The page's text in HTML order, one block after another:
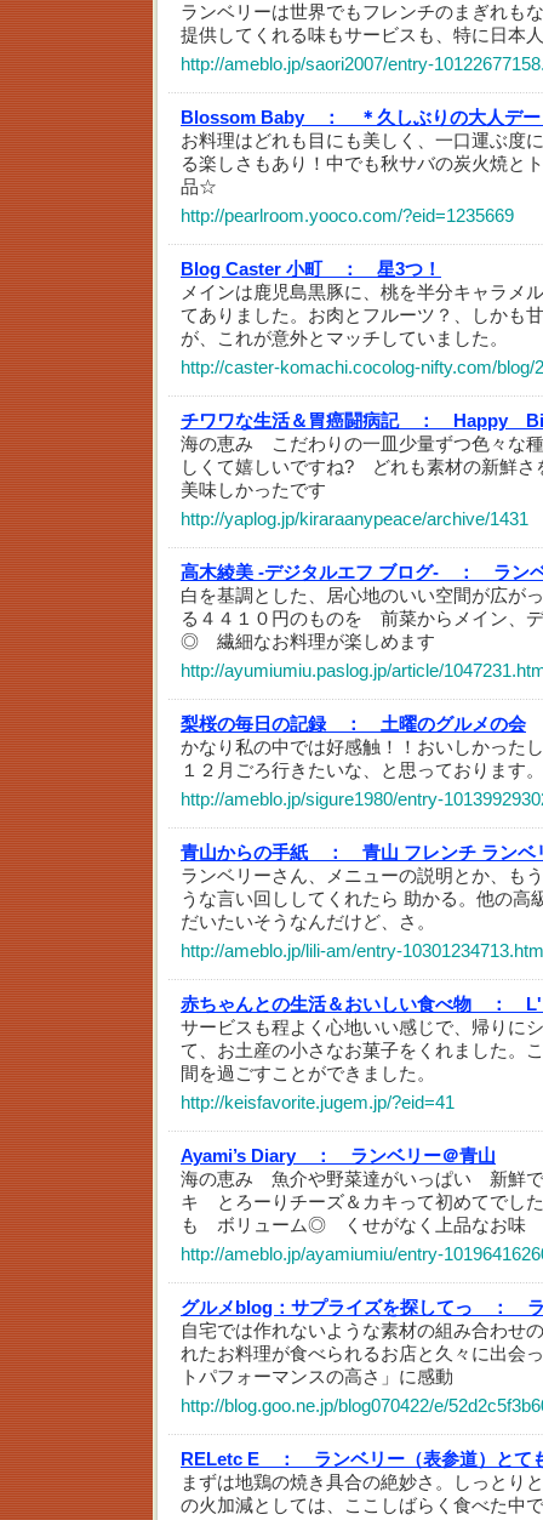
ランベリーは世界でもフレンチのまぎれも
提供してくれる味もサービスも、特に日本
http://ameblo.jp/saori2007/entry-
Blossom Baby ：
＊久しぶりの大人デ
お料理はどれも目にも美しく、一口運ぶ度
る楽しさもあり！中でも秋サバの炭火焼と
品☆
http://pearlroom.yooco.com/?eid=1235669
Blog Caster 小町 ：
星3つ！
メインは鹿児島黒豚に、桃を半分キャラメ
てありました。お肉とフルーツ？、しかも
が、これが意外とマッチしていました。
http://caster-komachi.cocolog-nifty.com/blog/
チワワな生活＆胃癌闘病記 ：
Happy
海の恵み こだわりの一皿少量ずつ色々な
しくて嬉しいですね? どれも素材の新鮮さ
美味しかったです
http://yaplog.jp/kiraraanypeace/archive/1431
高木綾美 -デジタルエフ ブログ- ：
ラン
白を基調とした、居心地のいい空間が広が
る４４１０円のものを 前菜からメイン、
◎ 繊細なお料理が楽しめます
http://ayumiumiu.paslog.jp/article/
梨桜の毎日の記録 ：
土曜のグルメの会
かなり私の中では好感触！！おいしかった
１２月ごろ行きたいな、と思っております。
http://ameblo.jp/sigure1980/entry-
青山からの手紙 ：
青山 フレンチ ランベ
ランベリーさん、メニューの説明とか、も
うな言い回ししてくれたら 助かる。他の高
だいたいそうなんだけど、さ。
http://ameblo.jp/lili-am/entry-
赤ちゃんとの生活＆おいしい食べ物 ：
サービスも程よく心地いい感じで、帰りに
て、お土産の小さなお菓子をくれました。
間を過ごすことができました。
http://keisfavorite.jugem.jp/?eid=41
Ayami’s Diary ：
ランベリー＠青山
海の恵み 魚介や野菜達がいっぱい 新鮮
キ とろーりチーズ＆カキって初めてでし
も ボリューム◎ くせがなく上品なお味
http://ameblo.jp/ayamiumiu/entry-
グルメblog：サプライズを探してっ ：
自宅では作れないような素材の組み合わせ
れたお料理が食べられるお店と久々に出会
トパフォーマンスの高さ」に感動
http://blog.goo.ne.jp/blog070422/e/
RELetc E ：
ランベリー（表参道）と
まずは地鶏の焼き具合の絶妙さ。しっとり
の火加減としては、ここしばらく食べた中